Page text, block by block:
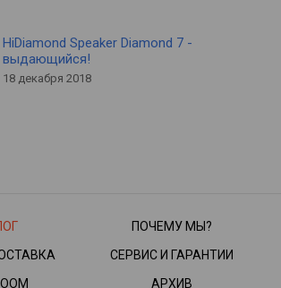
HiDiamond Speaker Diamond 7 -
выдающийся!
18 декабря 2018
ПОЧЕМУ МЫ?
СЕРВИС И ГАРАНТИИ
АРХИВ